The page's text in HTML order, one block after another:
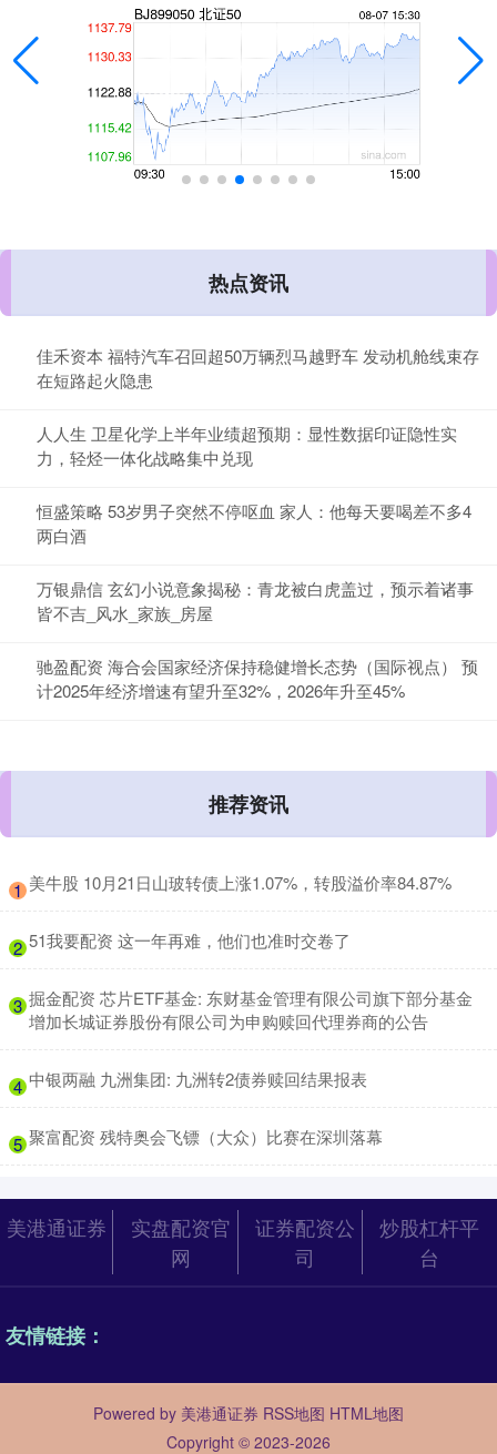
热点资讯
佳禾资本 福特汽车召回超50万辆烈马越野车 发动机舱线束存
在短路起火隐患
人人生 卫星化学上半年业绩超预期：显性数据印证隐性实
力，轻烃一体化战略集中兑现
恒盛策略 53岁男子突然不停呕血 家人：他每天要喝差不多4
两白酒
万银鼎信 玄幻小说意象揭秘：青龙被白虎盖过，预示着诸事
皆不吉_风水_家族_房屋
驰盈配资 海合会国家经济保持稳健增长态势（国际视点） 预
计2025年经济增速有望升至32%，2026年升至45%
推荐资讯
1 ​美牛股 10月21日山玻转债上涨1.07%，转股溢价率84.87%
2 ​51我要配资 这一年再难，他们也准时交卷了
3 ​掘金配资 芯片ETF基金: 东财基金管理有限公司旗下部分基金
增加长城证券股份有限公司为申购赎回代理券商的公告
4 ​中银两融 九洲集团: 九洲转2债券赎回结果报表
5 ​聚富配资 残特奥会飞镖（大众）比赛在深圳落幕
美港通证券
实盘配资官
网
证券配资公
司
炒股杠杆平
台
友情链接：
Powered by 美港通证券 RSS地图 HTML地图
Copyright © 2023-2026